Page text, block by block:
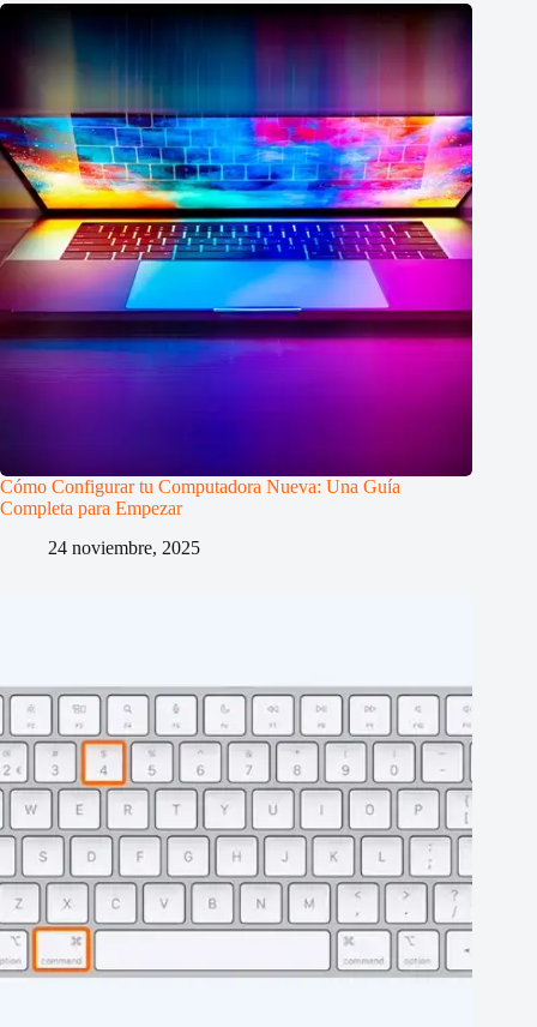
Cómo Configurar tu Computadora Nueva: Una Guía
Completa para Empezar
24 noviembre, 2025